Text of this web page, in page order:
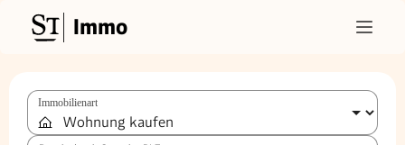
Immo
Immobilienart